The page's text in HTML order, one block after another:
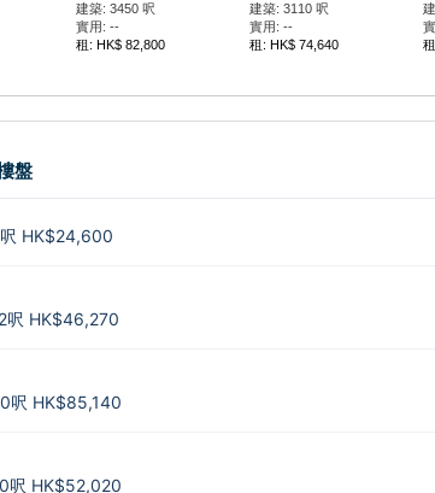
建築: 3450 呎
實用: --
租: HK$ 82,800
建築: 3110 呎
實用: --
租: HK$ 74,640
盤
HK$24,600
呎 HK$46,270
呎 HK$85,140
呎 HK$52,020